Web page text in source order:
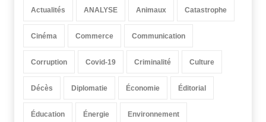
Actualités ANALYSE Animaux Catastrophe
Cinéma Commerce Communication
Corruption Covid-19 Criminalité Culture
Décès Diplomatie Économie Éditorial
Éducation Énergie Environnement